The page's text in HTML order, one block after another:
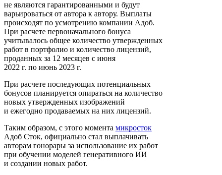
не являются гарантированными и будут
варьироваться от автора к автору. Выплаты
происходят по усмотрению компании Адоб.
При расчете первоначального бонуса
учитывалось общее количество утвержденных
работ в портфолио и количество лицензий,
проданных за 12 месяцев с июня
2022 г. по июнь 2023 г.
При расчете последующих потенциальных
бонусов планируется опираться на количество
новых утвержденных изображений
и ежегодно продаваемых на них лицензий.
Таким образом, с этого момента микросток
Адоб Сток, официально стал выплачивать
авторам гонорары за использование их работ
при обучении моделей генеративного ИИ
и создании новых работ.